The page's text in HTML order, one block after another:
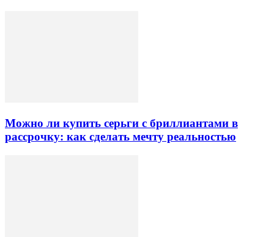
Можно ли купить серьги с бриллиантами в
рассрочку: как сделать мечту реальностью